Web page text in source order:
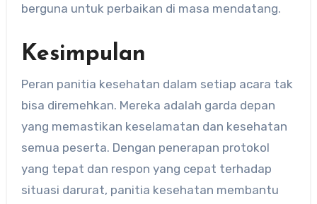
berguna untuk perbaikan di masa mendatang.
Kesimpulan
Peran panitia kesehatan dalam setiap acara tak
bisa diremehkan. Mereka adalah garda depan
yang memastikan keselamatan dan kesehatan
semua peserta. Dengan penerapan protokol
yang tepat dan respon yang cepat terhadap
situasi darurat, panitia kesehatan membantu